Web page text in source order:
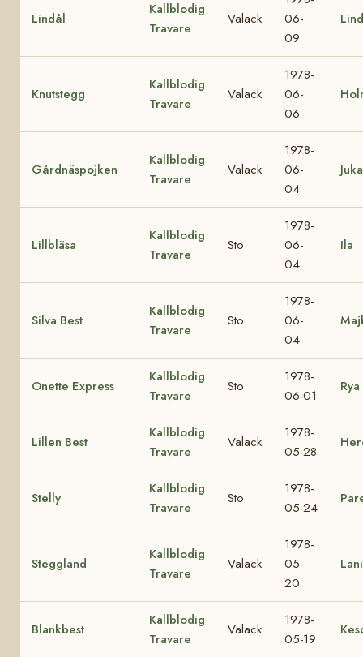
Lindål
Kallblodig
Travare
Valack
06-
09
Knutstegg
Kallblodig
Travare
Valack
1978-
06-
06
Gårdnäspojken
Kallblodig
Travare
Valack
1978-
06-
04
Juka
Lillbläsa
Kallblodig
Travare
Sto
1978-
06-
04
Ila
Silva Best
Kallblodig
Travare
Sto
1978-
06-
04
Onette Express
Kallblodig
Travare
Sto
1978-
06-01
Lillen Best
Kallblodig
Travare
Valack
1978-
05-28
Stelly
Kallblodig
Travare
Sto
1978-
05-24
Steggland
Kallblodig
Travare
Valack
1978-
05-
20
Blankbest
Kallblodig
Travare
Valack
1978-
05-19